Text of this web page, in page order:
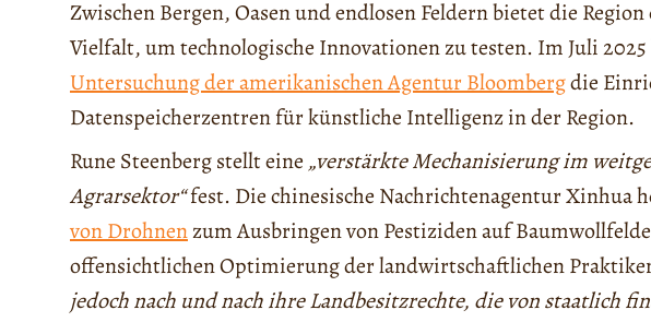
Zwischen Bergen, Oasen und endlosen Feldern bietet die
Vielfalt, um technologische Innovationen zu testen. Im Juli
Untersuchung der amerikanischen Agentur Bloombergdie
Datenspeicherzentren für künstliche Intelligenz in der Region.
Rune Steenberg stellt eine „verstärkte Mechanisierung im
Agrarsektor“fest. Die chinesische Nachrichtenagentur Xinhua
von Drohnenzum Ausbringen von Pestiziden auf
offensichtlichen Optimierung der landwirtschaftlichen
jedoch nach und nach ihre Landbesitzrechte, die von staatlich